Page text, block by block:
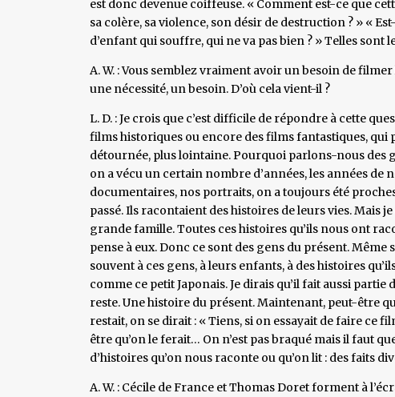
est donc devenue coiffeuse. « Comment est-ce que
sa colère, sa violence, son désir de destruction ? » «
d’enfant qui souffre, qui ne va pas bien ? » Telles sont
A. W. : Vous semblez vraiment avoir un besoin de
une nécessité, un besoin. D’où cela vient-il ?
L. D. : Je crois que c’est difficile de répondre à cette
films historiques ou encore des films fantastiques, qui
détournée, plus lointaine. Pourquoi parlons-nous des
on a vécu un certain nombre d’années, les années de
documentaires, nos portraits, on a toujours été
passé. Ils racontaient des histoires de leurs vies.
grande famille. Toutes ces histoires qu’ils nous ont
pense à eux. Donc ce sont des gens du présent. Même
souvent à ces gens, à leurs enfants, à des histoires
comme ce petit Japonais. Je dirais qu’il fait aussi
reste. Une histoire du présent. Maintenant, peut-être
restait, on se dirait : « Tiens, si on essayait de faire ce
être qu’on le ferait… On n’est pas braqué mais il faut
d’histoires qu’on nous raconte ou qu’on lit : des faits
A. W. : Cécile de France et Thomas Doret forment à